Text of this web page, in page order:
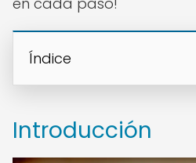
Índice
Introducción